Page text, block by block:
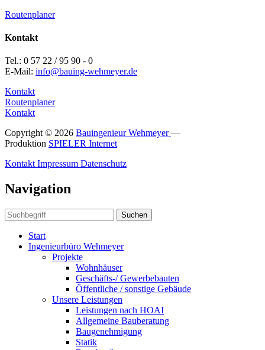
Routenplaner
Kontakt
Tel.: 0 57 22 / 95 90 - 0
E-Mail: info@bauing-wehmeyer.de
Kontakt
Routenplaner
Kontakt
Copyright © 2026 Bauingenieur Wehmeyer—
Produktion SPIELER Internet
Kontakt Impressum Datenschutz
Navigation
Suchen
Start
Ingenieurbüro Wehmeyer
Projekte
Wohnhäuser
Geschäfts-/ Gewerbebauten
Öffentliche / sonstige Gebäude
Unsere Leistungen
Leistungen nach HOAI
Allgemeine Bauberatung
Baugenehmigung
Statik